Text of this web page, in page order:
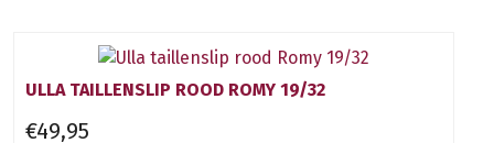
ULLA TAILLENSLIP ROOD ROMY 19/32
€49,95